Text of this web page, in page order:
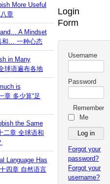
More Useful
章
A Mindset
和… 一种心态
in Many
球语遍布各地
is
章 多少算“足
the Same
二章 全球语和
Language Has
四章 自然语言
Login
Form
Username
Password
Remember
Me
Forgot your
password?
Forgot your
username?